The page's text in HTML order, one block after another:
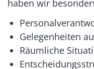
haben wir
Gelegenheiten
Räumliche